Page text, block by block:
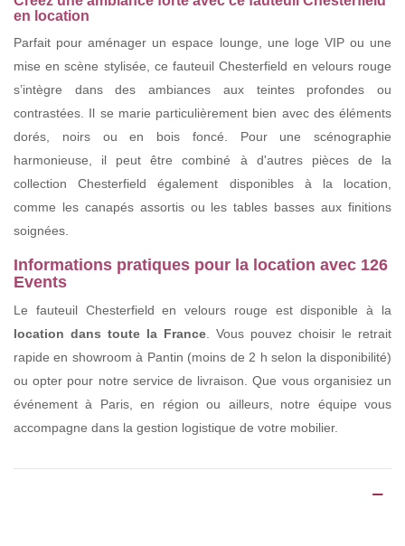
en location
Parfait pour aménager un espace lounge, une loge VIP ou une
mise en scène stylisée, ce fauteuil Chesterfield en velours rouge
s’intègre dans des ambiances aux teintes profondes ou
contrastées. Il se marie particulièrement bien avec des éléments
dorés, noirs ou en bois foncé. Pour une scénographie
harmonieuse, il peut être combiné à d'autres pièces de la
collection Chesterfield également disponibles à la location,
comme les canapés assortis ou les tables basses aux finitions
soignées.
Informations pratiques pour la location avec 126
Events
Le fauteuil Chesterfield en velours rouge est disponible à la
location dans toute la France . Vous pouvez choisir le retrait
rapide en showroom à Pantin (moins de 2 h selon la disponibilité)
ou opter pour notre service de livraison. Que vous organisiez un
événement à Paris, en région ou ailleurs, notre équipe vous
accompagne dans la gestion logistique de votre mobilier.